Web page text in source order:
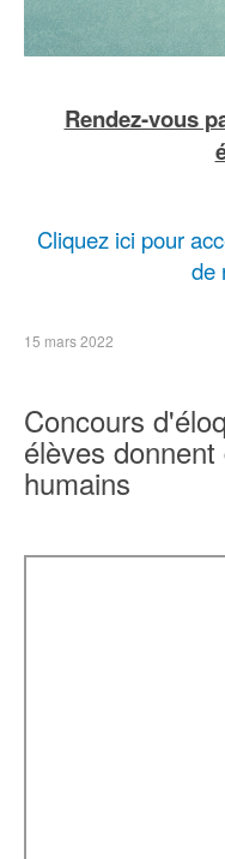
Rendez-vous
Cliquez ici pour
de
15 mars 2022
Concours
élèves
humains